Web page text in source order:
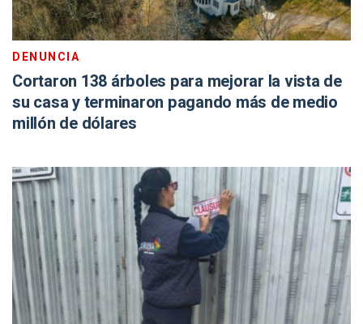
DENUNCIA
Cortaron 138 árboles para mejorar la vista de
su casa y terminaron pagando más de medio
millón de dólares